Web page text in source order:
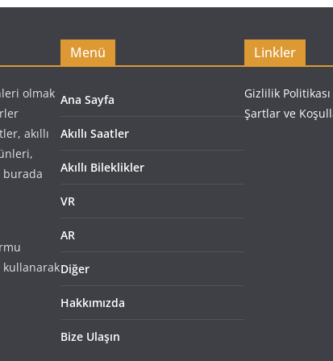
olmak
akıllı
Menü
Ana Sayfa
Akıllı Saatler
Akıllı Bileklikler
VR
AR
Diğer
Hakkımızda
Bize Ulaşın
Linkler
Gizlilik Politikası
Şartlar ve